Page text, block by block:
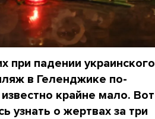
при падении украинского
в Геленджике по-
крайне мало. Вот
узнать о жертвах за три